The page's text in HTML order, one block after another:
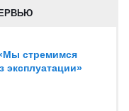
стремимся
эксплуатации»